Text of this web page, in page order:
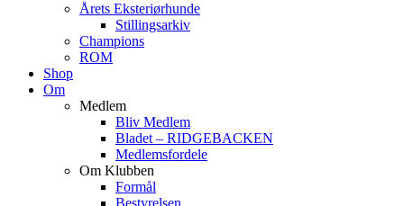
Årets Eksteriørhunde
Stillingsarkiv
Champions
ROM
Shop
Om
Medlem
Bliv Medlem
Bladet – RIDGEBACKEN
Medlemsfordele
Om Klubben
Formål
Bestyrelsen